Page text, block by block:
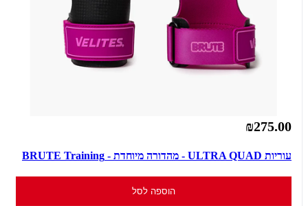
₪275.00
עוריות ULTRA QUAD - מהדורה מיוחדת - BRUTE Training
הוספה לסל